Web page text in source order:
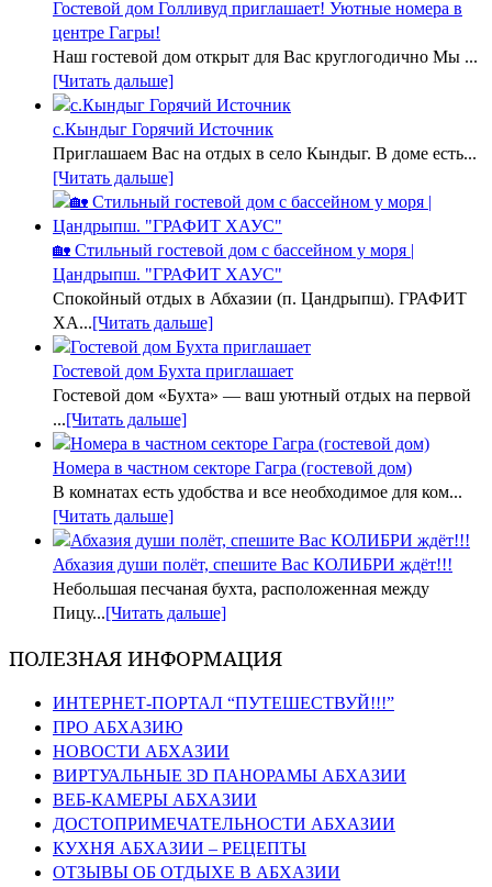
Гостевой дом Голливуд приглашает! Уютные номера в
центре Гагры!
Наш гостевой дом открыт для Вас круглогодично Мы ...
[Читать дальше]
с.Кындыг Горячий Источник
Приглашаем Вас на отдых в село Кындыг. В доме есть...
[Читать дальше]
🏡 Стильный гостевой дом с бассейном у моря |
Цандрыпш. "ГРАФИТ ХАУС"
Спокойный отдых в Абхазии (п. Цандрыпш). ГРАФИТ
ХА...[Читать дальше]
Гостевой дом Бухта приглашает
Гостевой дом «Бухта» — ваш уютный отдых на первой
...[Читать дальше]
Номера в частном секторе Гагра (гостевой дом)
В комнатах есть удобства и все необходимое для ком...
[Читать дальше]
Абхазия души полёт, спешите Вас КОЛИБРИ ждёт!!!
Небольшая песчаная бухта, расположенная между
Пицу...[Читать дальше]
ПОЛЕЗНАЯ ИНФОРМАЦИЯ
ИНТЕРНЕТ-ПОРТАЛ “ПУТЕШЕСТВУЙ!!!”
ПРО АБХАЗИЮ
НОВОСТИ АБХАЗИИ
ВИРТУАЛЬНЫЕ 3D ПАНОРАМЫ АБХАЗИИ
ВЕБ-КАМЕРЫ АБХАЗИИ
ДОСТОПРИМЕЧАТЕЛЬНОСТИ АБХАЗИИ
КУХНЯ АБХАЗИИ – РЕЦЕПТЫ
ОТЗЫВЫ ОБ ОТДЫХЕ В АБХАЗИИ